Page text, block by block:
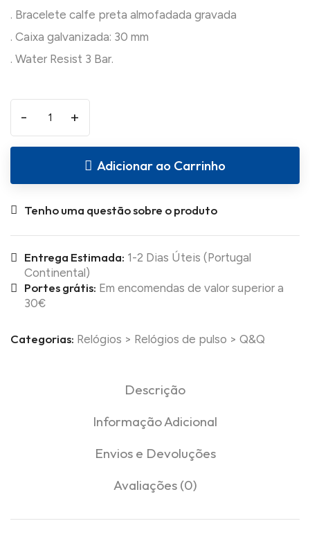
. Bracelete calfe preta almofadada gravada
. Caixa galvanizada: 30 mm
- +
Adicionar ao Carrinho
Tenho uma questão sobre o produto
Entrega Estimada: 1-2 Dias Úteis (Portugal
Continental)
Portes grátis: Em encomendas de valor superior a
30€
Categorias: Relógios > Relógios de pulso > Q&Q
Descrição
Informação Adicional
Envios e Devoluções
Avaliações (0)